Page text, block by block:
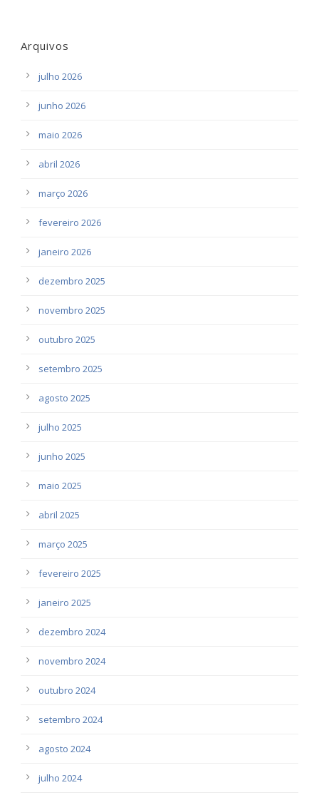
Arquivos
julho 2026
junho 2026
maio 2026
abril 2026
março 2026
fevereiro 2026
janeiro 2026
dezembro 2025
novembro 2025
outubro 2025
setembro 2025
agosto 2025
julho 2025
junho 2025
maio 2025
abril 2025
março 2025
fevereiro 2025
janeiro 2025
dezembro 2024
novembro 2024
outubro 2024
setembro 2024
agosto 2024
julho 2024